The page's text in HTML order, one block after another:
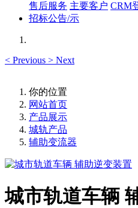
售后服务 主要客户 CRM
招标公告/示
< Previous > Next
你的位置
网站首页
产品展示
城轨产品
辅助变流器
城市轨道车辆